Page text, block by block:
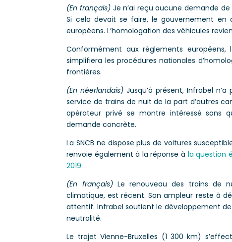
(En français) Je n’ai reçu aucune demande
Si cela devait se faire, le gouvernement en
européens. L’homologation des véhicules
Conformément aux règlements
simplifiera les procédures nationales
frontières.
(En néerlandais)Jusqu’à présent, Infrabel
service de trains de nuit de la part d’autres
opérateur privé se montre intéressé sans
demande concrète.
La SNCB ne dispose plus de voitures
renvoie également à la réponse à la question
2019.
(En français)Le renouveau des trains de
climatique, est récent. Son ampleur reste à
attentif. Infrabel soutient le développement
neutralité.
Le trajet Vienne-Bruxelles (1 300 km)